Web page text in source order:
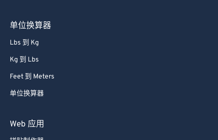
单位换算器
Lbs 到 Kg
Kg 到 Lbs
Feet 到 Meters
单位换算器
Web 应用